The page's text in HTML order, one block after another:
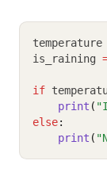
temperature
is_raining
if
print (
else:
print (